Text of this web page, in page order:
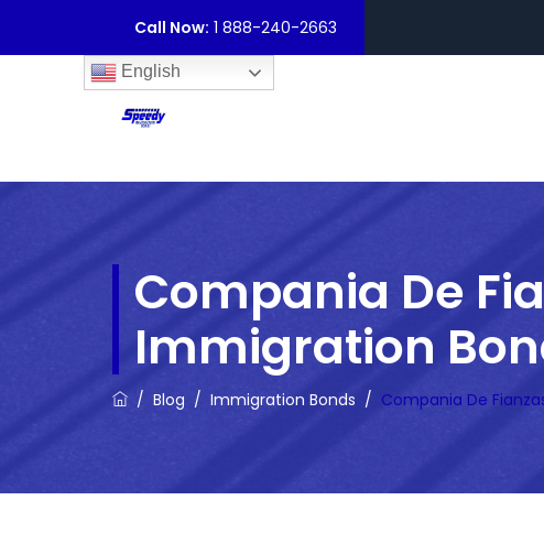
Call Now: 1 888-240-2663
English
Compania De
Immigration
/ Blog / Immigration Bonds / Compania De